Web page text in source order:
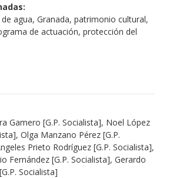
agua, Granada, patrimonio cultural,
de actuación, protección del
Gamero [G.P. Socialista], Noel López
Olga Manzano Pérez [G.P.
Prieto Rodríguez [G.P. Socialista],
Fernández [G.P. Socialista], Gerardo
Socialista]